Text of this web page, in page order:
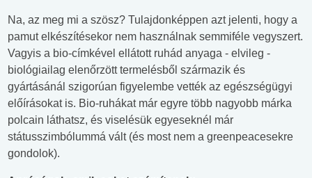
Na, az meg mi a szösz? Tulajdonképpen azt jelenti, hogy a
pamut elkészítésekor nem használnak semmiféle vegyszert.
Vagyis a bio-címkével ellátott ruhád anyaga - elvileg -
biológiailag elenőrzött termelésből származik és
gyártásánál szigorúan figyelembe vették az egészségügyi
előírásokat is. Bio-ruhákat már egyre több nagyobb márka
polcain láthatsz, és viselésük egyeseknél már
státusszimbólummá vált (és most nem a greenpeacesekre
gondolok).